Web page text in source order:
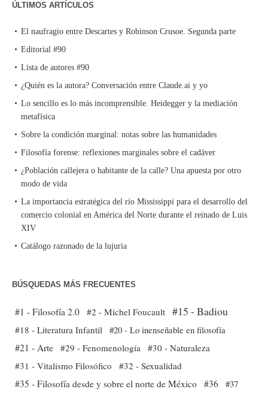
ÚLTIMOS ARTÍCULOS
El naufragio entre Descartes y Robinson Crusoe. Segunda parte
Editorial #90
Lista de autores #90
¿Quién es la autora? Conversación entre Claude.ai y yo
Lo sencillo es lo más incomprensible. Heidegger y la mediación
metafísica
Sobre la condición marginal: notas sobre las humanidades
Filosofía forense: reflexiones marginales sobre el cadáver
¿Población callejera o habitante de la calle? Una apuesta por otro
modo de vida
La importancia estratégica del río Mississippi para el desarrollo del
comercio colonial en América del Norte durante el reinado de Luis
XIV
Catálogo razonado de la lujuria
BÚSQUEDAS MÁS FRECUENTES
#1 - Filosofía 2.0 #2 - Michel Foucault #15 - Badiou
#18 - Literatura Infantil #20 - Lo inenseñable en filosofía
#21 - Arte #29 - Fenomenología #30 - Naturaleza
#31 - Vitalismo Filosófico
#32 - Sexualidad
#35 - Filosofía desde y sobre el norte de México #36 #37